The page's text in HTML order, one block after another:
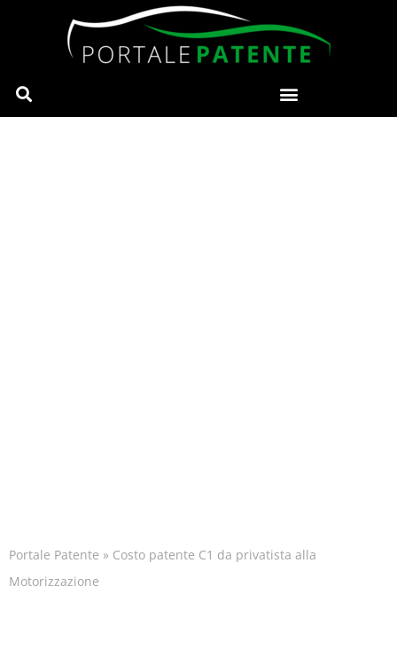
Portale Patente » Costo patente C1 da privatista alla
Motorizzazione